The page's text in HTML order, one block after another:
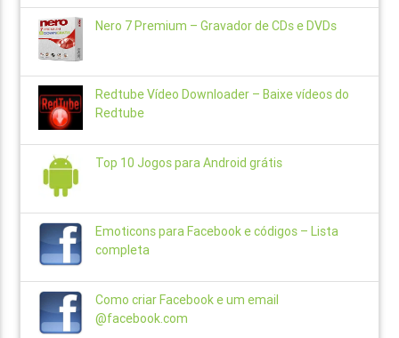
Nero 7 Premium – Gravador de CDs e DVDs
Redtube Vídeo Downloader – Baixe vídeos do
Redtube
Top 10 Jogos para Android grátis
Emoticons para Facebook e códigos – Lista
completa
Como criar Facebook e um email
@facebook.com